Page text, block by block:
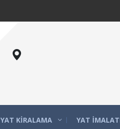
YAT KIRALAMA YAT